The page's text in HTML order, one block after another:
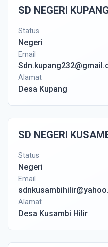
SD NEGERI KUPANG
Status
Negeri
Email
Alamat
Desa Kupang
SD NEGERI
Status
Negeri
Email
Alamat
Desa Kusambi Hilir